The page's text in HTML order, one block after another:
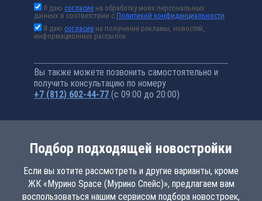
Я даюсогласие на обработку моих персональных
данных в соответствии сПолитикой конфиденциальности
Я даюсогласие на получение рекламы, новостей,
информационных рассылок
Вы также можете позвонить самостоятельно и
получить консультацию по номеру
+7 (812) 602-44-77 (с 09:00 до 20:00)
Подбор подходящей новостройки
Если вы хотите рассмотреть и другие варианты, кроме
ЖК «Мурино Space (Мурино Спейс)», предлагаем вам
воспользоваться нашим сервисом подбора новостроек,